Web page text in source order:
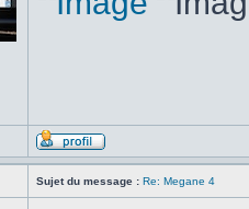
Sujet du message : Re: Megane 4